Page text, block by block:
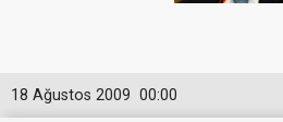
00:00
18 Ağustos 2009